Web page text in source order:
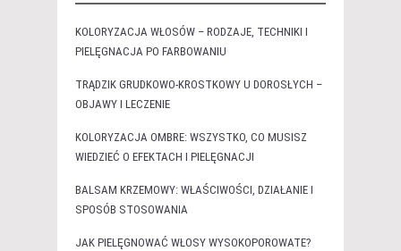
KOLORYZACJA WŁOSÓW – RODZAJE, TECHNIKI I
PIELĘGNACJA PO FARBOWANIU
TRĄDZIK GRUDKOWO-KROSTKOWY U DOROSŁYCH –
OBJAWY I LECZENIE
KOLORYZACJA OMBRE: WSZYSTKO, CO MUSISZ
WIEDZIEĆ O EFEKTACH I PIELĘGNACJI
BALSAM KRZEMOWY: WŁAŚCIWOŚCI, DZIAŁANIE I
SPOSÓB STOSOWANIA
JAK PIELĘGNOWAĆ WŁOSY WYSOKOPOROWATE?